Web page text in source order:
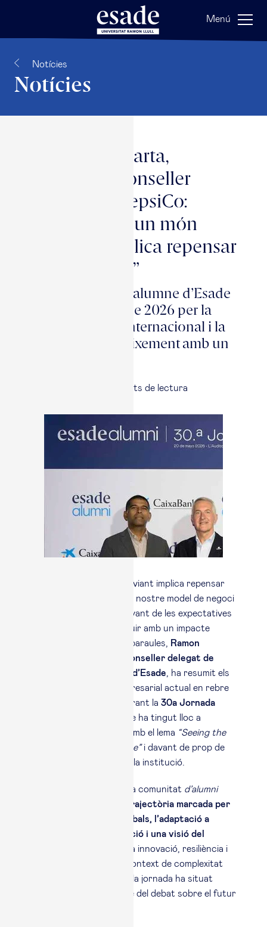
Menú
Notícies
Notícies
Ramon Laguarta,
president i conseller
delegat de PepsiCo:
“Guanyar en un món
canviant implica repensar
com creixem”
El directiu i antic alumne d’Esade
rep el Premi Esade 2026 per la
seva trajectòria internacional i la
seva visió del creixement amb un
minuts de lectura
"Guanyar en un món canviant implica repensar
com creixem: preparar el nostre model de negoci
per al futur, anar per davant de les expectatives
del consumidor i construir amb un impacte
positiu”. Amb aquestes paraules,
Ramon
president i conseller delegat de
PepsiCo i antic alumne d’Esade , ha resumit els
reptes del lideratge empresarial actual en rebre
durant la 30a Jornada
, que ha tingut lloc a
l’Auditori de Barcelona amb el lema “Seeing the
world, shaping the future”i davant de prop de
1.000 antics alumnes de la institució.
El guardó, impulsat per la comunitat d’alumni
reconeix una trajectòria marcada per
la gestió de negocis globals, l’adaptació a
mercats en transformació i una visió del
que combina innovació, resiliència i
impacte positiu. En un context de complexitat
econòmica i geopolítica, la jornada ha situat
aquests reptes al centre del debat sobre el futur